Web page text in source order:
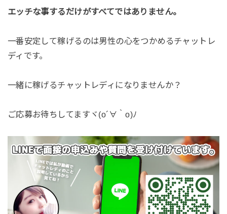
エッチな事するだけがすべてではありません。
一番安定して稼げるのは男性の心をつかめるチャットレ
ディです。
一緒に稼げるチャットレディになりませんか？
ご応募お待ちしてますヾ(o´∀｀o)ﾉ